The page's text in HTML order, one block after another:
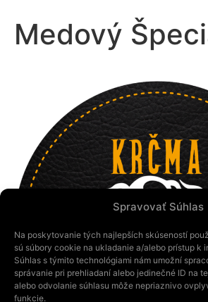
Spravovať Súhlas
Na poskytovanie tých najlepších skúseností
sú súbory cookie na ukladanie a/alebo prístup k
Súhlas s týmito technológiami nám umožní
správanie pri prehliadaní alebo jedinečné ID na
alebo odvolanie súhlasu môže nepriaznivo
funkcie.
Medový